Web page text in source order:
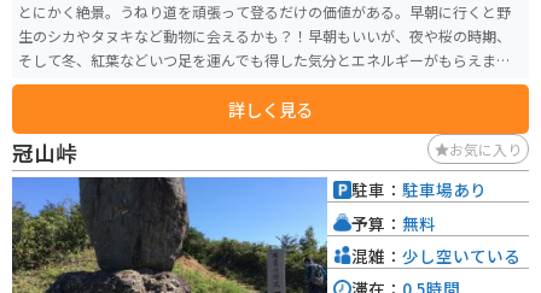
とにかく絶景。うねり道を頑張って登るだけの価値がある。早朝に行くと野
生のシカやタヌキなど動物に会えるかも？！早朝もいいが、夜や桜の時期、
そして冬、紅葉などいつ足を運んでも得した気分とエネルギーがもらえま
す。
詳しく見る
冠山峠 お気に入り
駐車： 駐車場あり
予算： 無料
混雑： 少し空いている